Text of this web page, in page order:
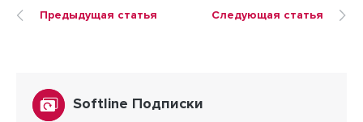
Предыдущая статья Следующая статья
Softline Подписки